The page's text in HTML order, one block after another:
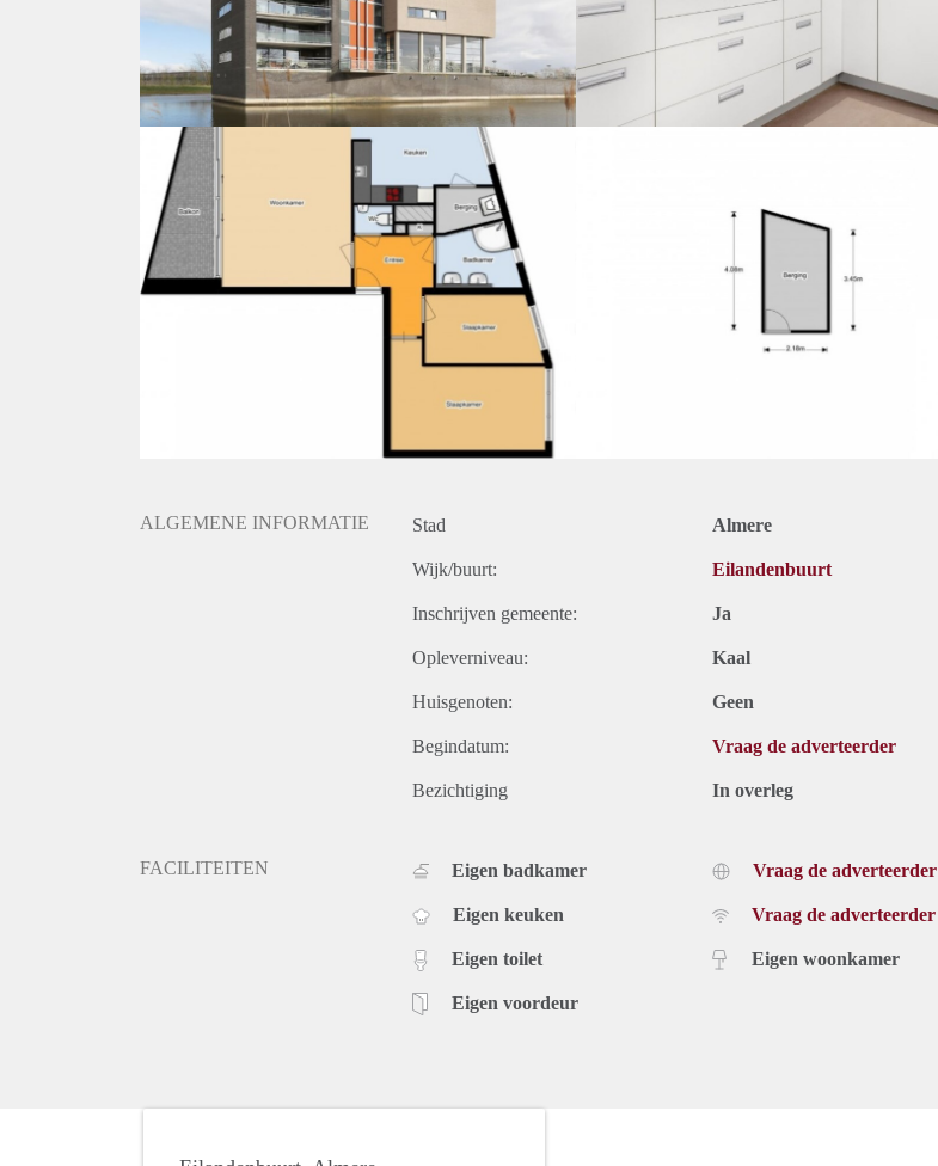
ALGEMENE INFORMATIE Stad Almere
Wijk/buurt: Eilandenbuurt
Inschrijven gemeente: Ja
Opleverniveau: Kaal
Huisgenoten: Geen
Begindatum: Vraag de adverteerder
Bezichtiging In overleg
FACILITEITEN Eigen badkamer
Eigen keuken
Eigen toilet
Eigen voordeur
Vraag de adverteerder
Vraag de adverteerder
Eigen woonkamer